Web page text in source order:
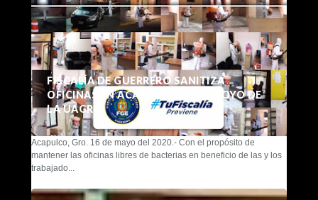
FISCALÍA DE GUERRERO SANITIZA
OFICINAS EN ACAPULCO CON APOYO DE
LA UAGRO
Acapulco, Gro. 16 de mayo del 2020.- Con el propósito de
mantener las oficinas libres de bacterias en beneficio de las y los
trabajado...